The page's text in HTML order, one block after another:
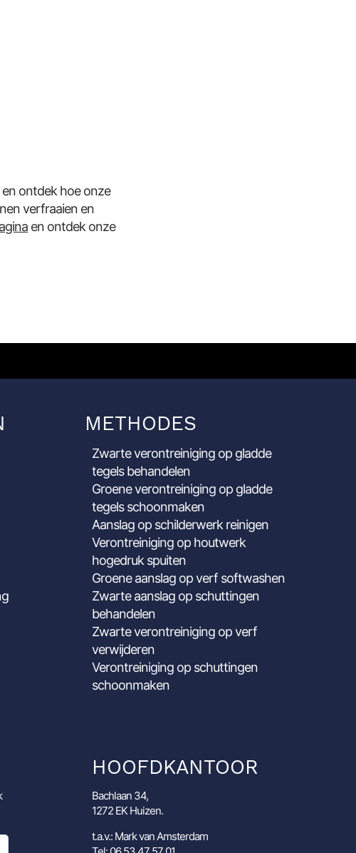
ontdek hoe onze
verfraaien en
en ontdek onze
METHODES
Zwarte verontreiniging op gladde
tegels behandelen
Groene verontreiniging op gladde
tegels schoonmaken
Aanslag op schilderwerk reinigen
Verontreiniging op houtwerk
hogedruk spuiten
Groene aanslag op verf softwashen
Zwarte aanslag op schuttingen
behandelen
Zwarte verontreiniging op verf
verwijderen
Verontreiniging op schuttingen
schoonmaken
HOOFDKANTOOR
Bachlaan 34,
1272 EK Huizen.
t.a.v.: Mark van Amsterdam